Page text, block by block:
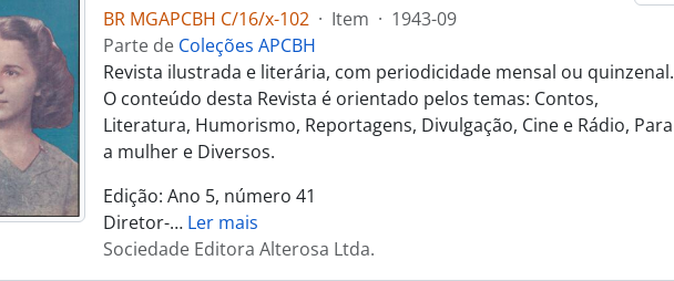
BR MGAPCBH C/16/x-102 · Item · 1943-09
Parte de Coleções APCBH
Revista ilustrada e literária, com periodicidade mensal ou quinzenal.
O conteúdo desta Revista é orientado pelos temas: Contos,
Literatura, Humorismo, Reportagens, Divulgação, Cine e Rádio, Para
a mulher e Diversos.
Edição: Ano 5, número 41
Diretor-… Ler mais
Sociedade Editora Alterosa Ltda.